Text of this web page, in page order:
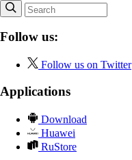
Follow us:
Follow us on Twitter
Applications
Download
Huawei
RuStore